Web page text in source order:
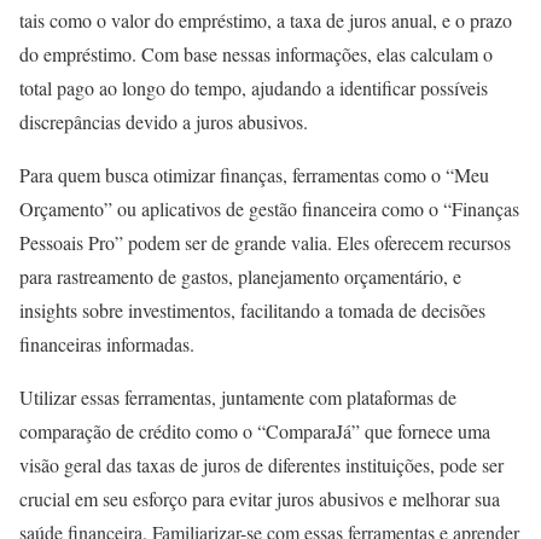
tais como o valor do empréstimo, a taxa de juros anual, e o prazo
do empréstimo. Com base nessas informações, elas calculam o
total pago ao longo do tempo, ajudando a identificar possíveis
discrepâncias devido a juros abusivos.
Para quem busca otimizar finanças, ferramentas como o “Meu
Orçamento” ou aplicativos de gestão financeira como o “Finanças
Pessoais Pro” podem ser de grande valia. Eles oferecem recursos
para rastreamento de gastos, planejamento orçamentário, e
insights sobre investimentos, facilitando a tomada de decisões
financeiras informadas.
Utilizar essas ferramentas, juntamente com plataformas de
comparação de crédito como o “ComparaJá” que fornece uma
visão geral das taxas de juros de diferentes instituições, pode ser
crucial em seu esforço para evitar juros abusivos e melhorar sua
saúde financeira. Familiarizar-se com essas ferramentas e aprender